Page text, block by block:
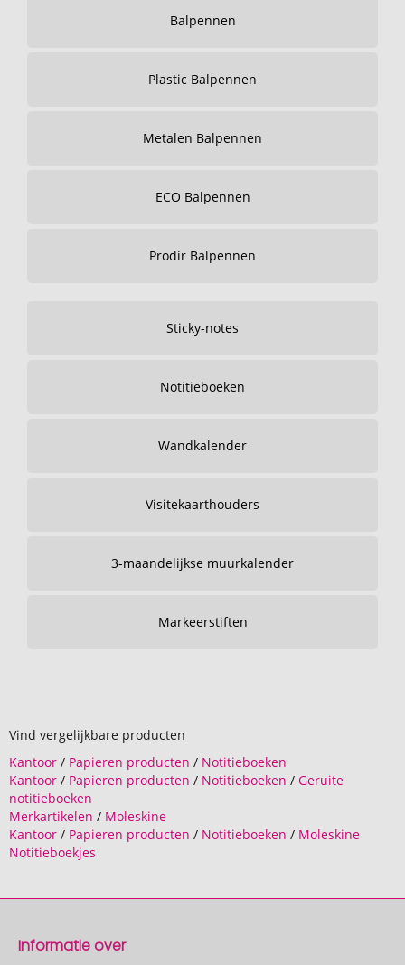
Balpennen
Plastic Balpennen
Metalen Balpennen
ECO Balpennen
Prodir Balpennen
Sticky-notes
Notitieboeken
Wandkalender
Visitekaarthouders
3-maandelijkse muurkalender
Markeerstiften
Vind vergelijkbare producten
Kantoor / Papieren producten / Notitieboeken
Kantoor / Papieren producten / Notitieboeken / Geruite
notitieboeken
Merkartikelen / Moleskine
Kantoor / Papieren producten / Notitieboeken / Moleskine
Notitieboekjes
Informatie over